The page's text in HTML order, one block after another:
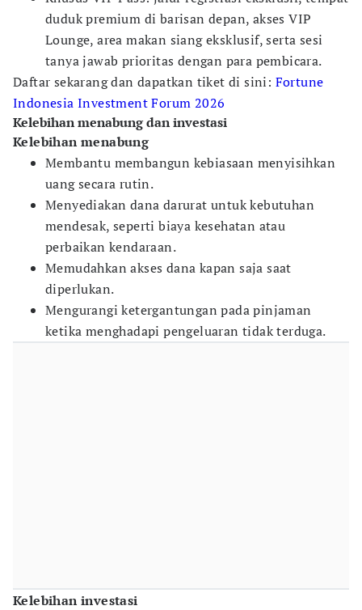
duduk premium di barisan depan, akses VIP
Lounge, area makan siang eksklusif, serta sesi
tanya jawab prioritas dengan para pembicara.
Daftar sekarang dan dapatkan tiket di sini: Fortune
Indonesia Investment Forum 2026
Kelebihan menabung dan investasi
Kelebihan menabung
Membantu membangun kebiasaan menyisihkan
uang secara rutin.
Menyediakan dana darurat untuk kebutuhan
mendesak, seperti biaya kesehatan atau
perbaikan kendaraan.
Memudahkan akses dana kapan saja saat
diperlukan.
Mengurangi ketergantungan pada pinjaman
ketika menghadapi pengeluaran tidak terduga.
Kelebihan investasi